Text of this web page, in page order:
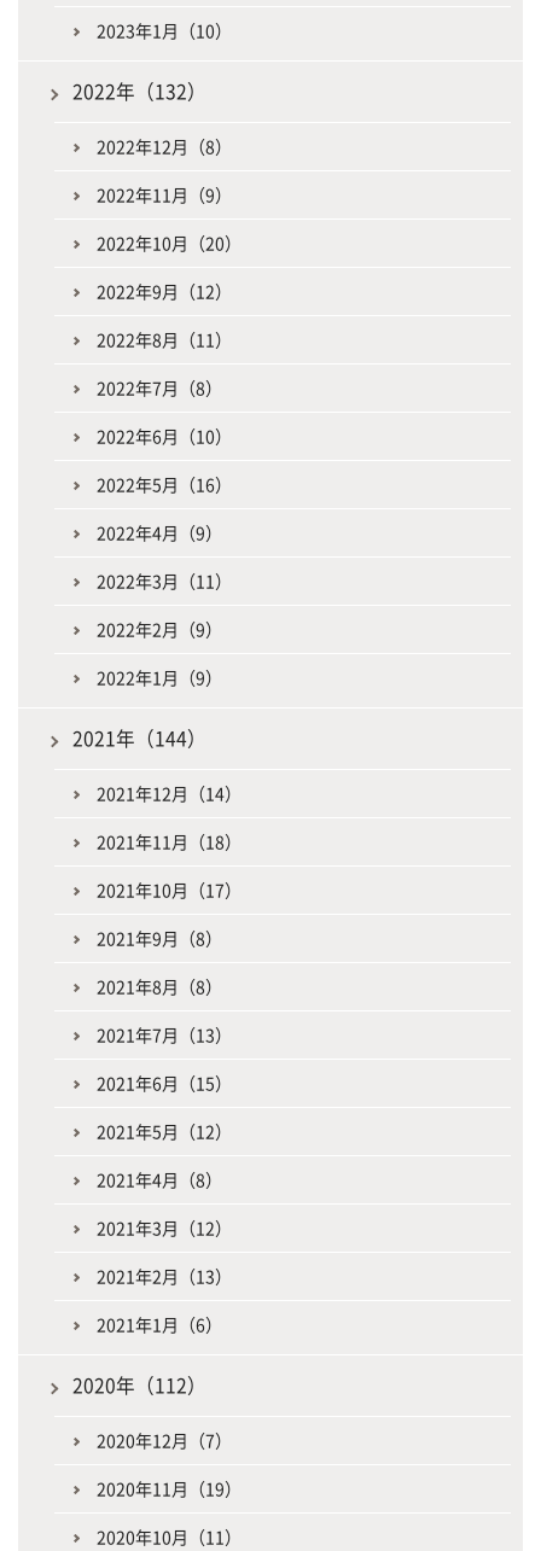
2023年1月（10）
2022年（132）
2022年12月（8）
2022年11月（9）
2022年10月（20）
2022年9月（12）
2022年8月（11）
2022年7月（8）
2022年6月（10）
2022年5月（16）
2022年4月（9）
2022年3月（11）
2022年2月（9）
2022年1月（9）
2021年（144）
2021年12月（14）
2021年11月（18）
2021年10月（17）
2021年9月（8）
2021年8月（8）
2021年7月（13）
2021年6月（15）
2021年5月（12）
2021年4月（8）
2021年3月（12）
2021年2月（13）
2021年1月（6）
2020年（112）
2020年12月（7）
2020年11月（19）
2020年10月（11）